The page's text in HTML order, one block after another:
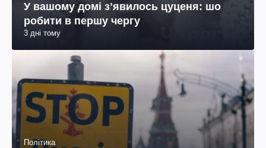
У вашому домі зʼявилось цуценя: шо
робити в першу чергу
3 дні тому
Політика